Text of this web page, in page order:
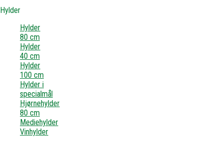
Hylder
Hylder
80 cm
Hylder
40 cm
Hylder
100 cm
Hylder i
specialmål
Hjørnehylder
80 cm
Mediehylder
Vinhylder